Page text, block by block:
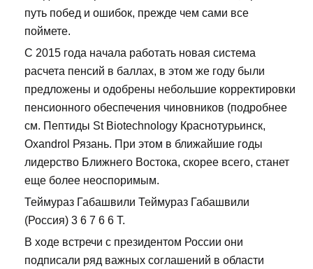
путь побед и ошибок, прежде чем сами все
поймете.
С 2015 года начала работать новая система
расчета пенсий в баллах, в этом же году были
предложены и одобрены небольшие корректировки
пенсионного обеспечения чиновников (подробнее
см. Пептиды St Biotechnology Краснотурьинск,
Oxandrol Рязань. При этом в ближайшие годы
лидерство Ближнего Востока, скорее всего, станет
еще более неоспоримым.
Теймураз Габашвили Теймураз Габашвили
(Россия) 3 6 7 6 6 Т.
В ходе встречи с президентом России они
подписали ряд важных соглашений в области